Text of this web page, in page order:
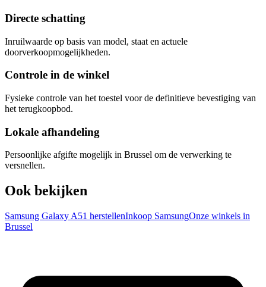
Directe schatting
Inruilwaarde op basis van model, staat en actuele
doorverkoopmogelijkheden.
Controle in de winkel
Fysieke controle van het toestel voor de definitieve bevestiging van
het terugkoopbod.
Lokale afhandeling
Persoonlijke afgifte mogelijk in Brussel om de verwerking te
versnellen.
Ook bekijken
Samsung Galaxy A51 herstellenInkoop SamsungOnze winkels in
Brussel